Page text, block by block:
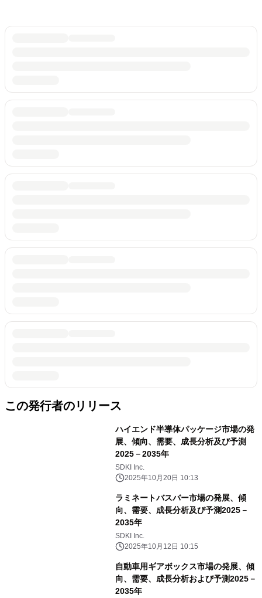
この発行者のリリース
ハイエンド半導体パッケージ市場の発
展、傾向、需要、成長分析及び予測
2025－2035年
SDKI Inc.
2025年10月20日 10:13
ラミネートバスバー市場の発展、傾
向、需要、成長分析及び予測2025－
2035年
SDKI Inc.
2025年10月12日 10:15
自動車用ギアボックス市場の発展、傾
向、需要、成長分析および予測2025－
2035年